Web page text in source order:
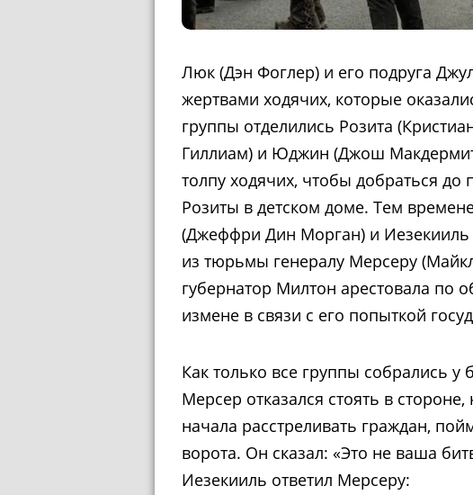
Люк (Дэн Фоглер) и его подруга
жертвами ходячих, которые
группы отделились Розита
Гиллиам) и Юджин (Джош
толпу ходячих, чтобы добраться
Розиты в детском доме. Тем
(Джеффри Дин Морган) и Иезекииль
из тюрьмы генералу Мерсеру
губернатор Милтон арестовала по
измене в связи с его попыткой
Как только все группы собрались у
Мерсер отказался стоять в
начала расстреливать граждан,
ворота. Он сказал: «Это не ваша
Иезекииль ответил Мерсеру: